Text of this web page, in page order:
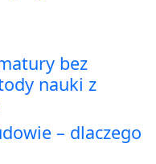
bez
nauki z
– dlaczego